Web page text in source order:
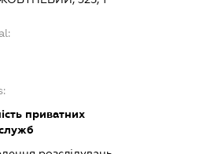
приватних